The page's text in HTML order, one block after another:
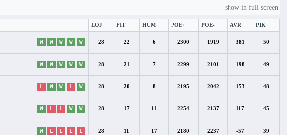
show in full screen
LOJ FIT HUM POE+ POE- AVR PIK
W W W W W 28 22 6 2300 1919 381 50
W W W W W 28 21 7 2299 2101 198 49
L W W L W 28 20 8 2195 2042 153 48
W L L W W 28 17 11 2254 2137 117 45
W L L L L 28 11 17 2180 2237 -57 39